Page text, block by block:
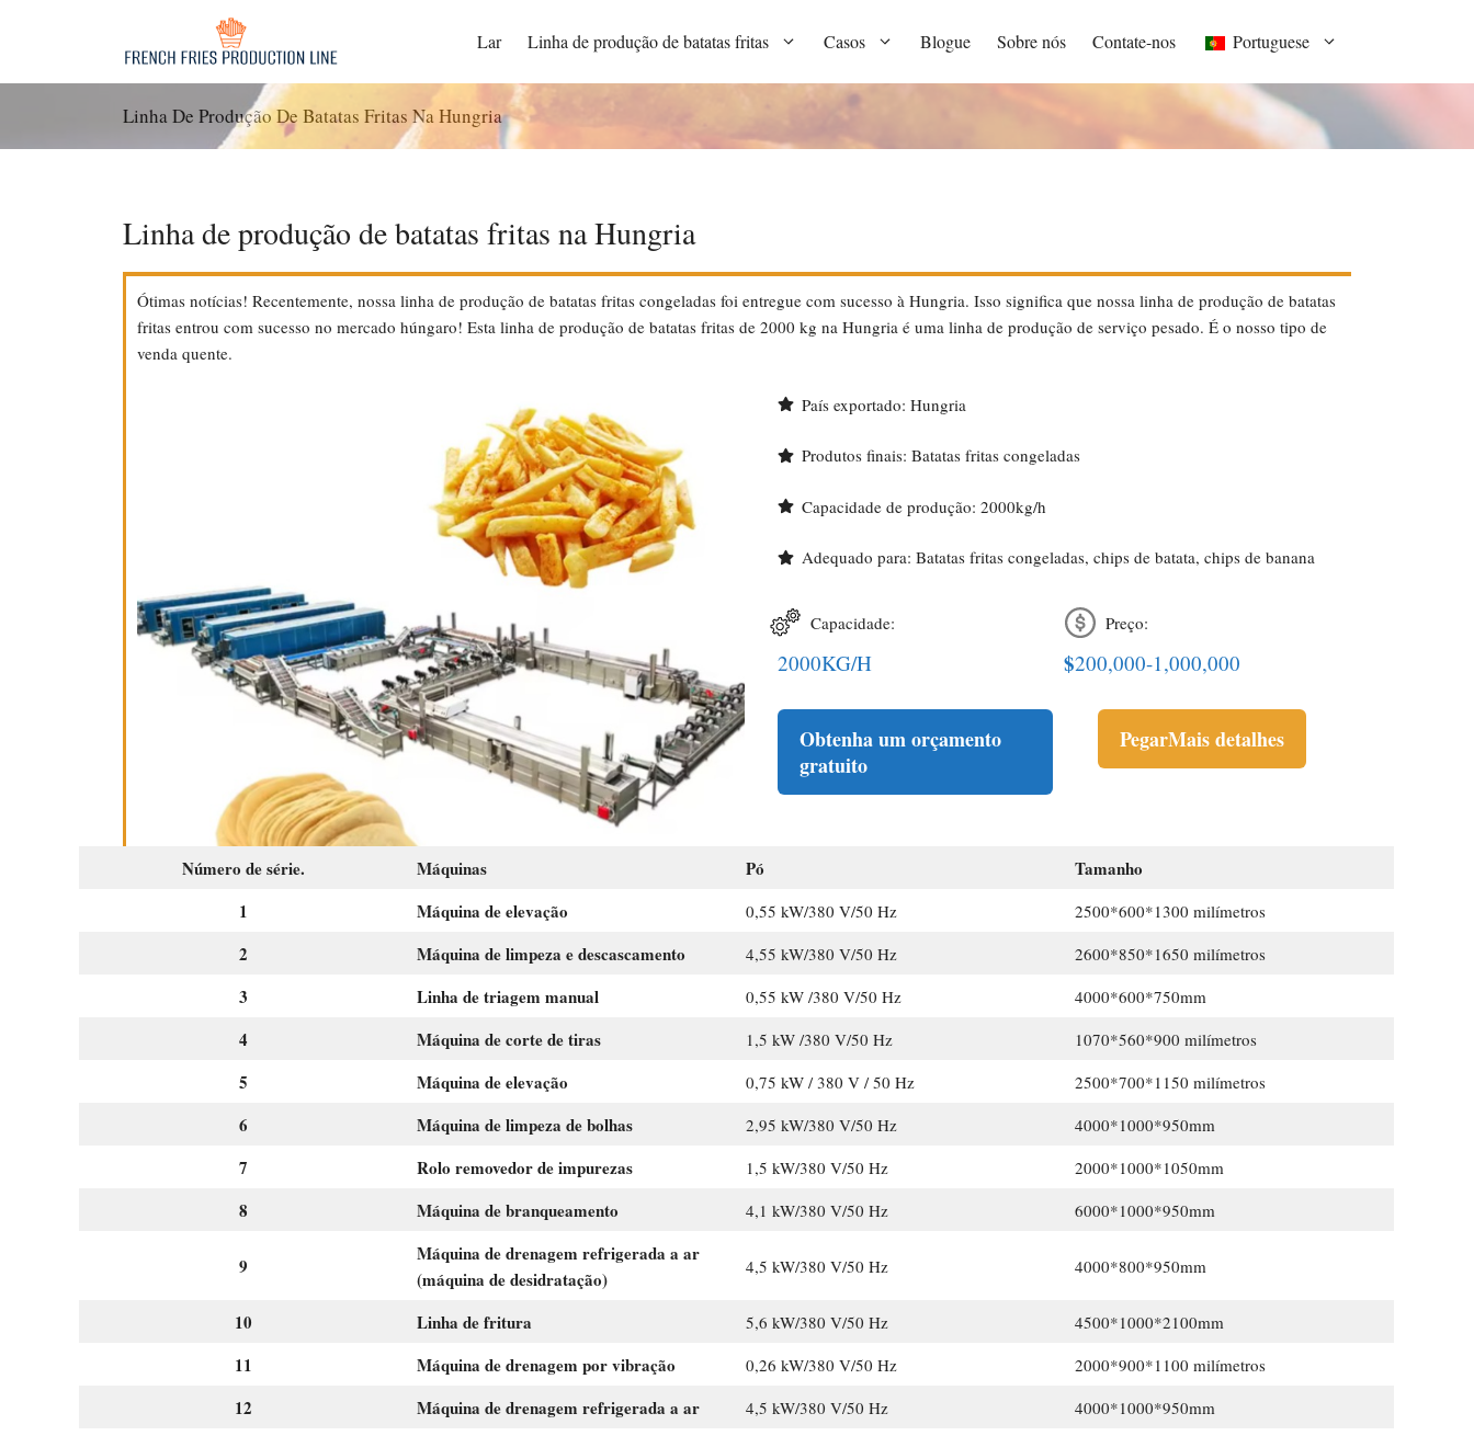
Lar Linha de produção de batatas fritas Casos Blogue Sobre nós Contate-nos Portuguese
Linha De Produção De Batatas Fritas Na Hungria
Linha de produção de batatas fritas na Hungria
Ótimas notícias! Recentemente, nossa linha de produção de batatas fritas congeladas foi entregue com sucesso à Hungria. Isso significa que nossa linha de produção de batatas
fritas entrou com sucesso no mercado húngaro! Esta linha de produção de batatas fritas de 2000 kg na Hungria é uma linha de produção de serviço pesado. É o nosso tipo de
venda quente.
País exportado: Hungria
Produtos finais: Batatas fritas congeladas
Capacidade de produção: 2000kg/h
Adequado para: Batatas fritas congeladas, chips de batata, chips de banana
Capacidade:
2000KG/H
Obtenha um orçamento
gratuito
Preço:
$200,000-1,000,000
PegarMais detalhes
Número de série. Máquinas Pó
Tamanho
1
Máquina de elevação 0,55 kW/380 V/50 Hz 2500*600*1300 milímetros
2 Máquina de limpeza e descascamento 4,55 kW/380 V/50 Hz 2600*850*1650 milímetros
3 Linha de triagem manual 0,55 kW /380 V/50 Hz 4000*600*750mm
4 Máquina de corte de tiras 1,5 kW /380 V/50 Hz 1070*560*900 milímetros
5 Máquina de elevação 0,75 kW / 380 V / 50 Hz 2500*700*1150 milímetros
6 Máquina de limpeza de bolhas 2,95 kW/380 V/50 Hz 4000*1000*950mm
7 Rolo removedor de impurezas 1,5 kW/380 V/50 Hz 2000*1000*1050mm
8 Máquina de branqueamento 4,1 kW/380 V/50 Hz 6000*1000*950mm
9
Máquina de drenagem refrigerada a ar
(máquina de desidratação)
4,5 kW/380 V/50 Hz 4000*800*950mm
10 Linha de fritura 5,6 kW/380 V/50 Hz 4500*1000*2100mm
11 Máquina de drenagem por vibração 0,26 kW/380 V/50 Hz 2000*900*1100 milímetros
12 Máquina de drenagem refrigerada a ar 4,5 kW/380 V/50 Hz 4000*1000*950mm